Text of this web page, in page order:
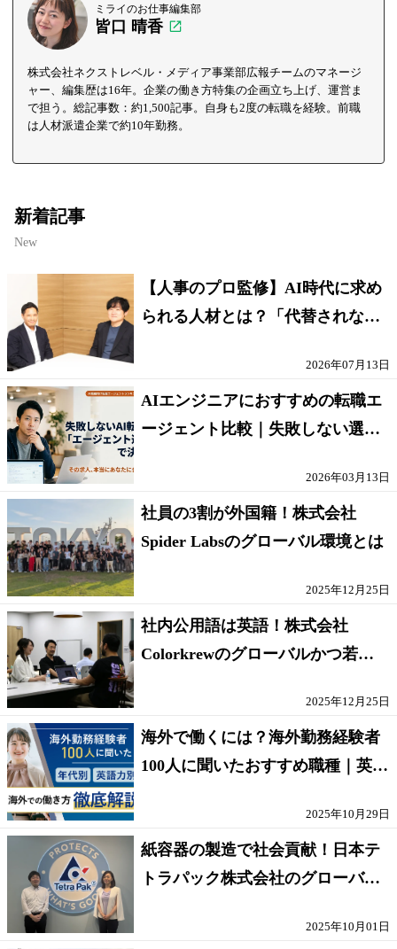
ミライのお仕事編集部
皆口 晴香
株式会社ネクストレベル・メディア事業部広報チームのマネージ
ャー、編集歴は16年。企業の働き方特集の企画立ち上げ、運営ま
で担う。総記事数：約1,500記事。自身も2度の転職を経験。前職
は人材派遣企業で約10年勤務。
新着記事
New
【人事のプロ監修】AI時代に求め
られる人材とは？「代替されない
2026年07月13日
AIエンジニアにおすすめの転職エ
ージェント比較｜失敗しない選び
2026年03月13日
社員の3割が外国籍！株式会社
Spider Labsのグローバル環境とは
2025年12月25日
社内公用語は英語！株式会社
Colorkrewのグローバルかつ若手
2025年12月25日
海外で働くには？海外勤務経験者
100人に聞いたおすすめ職種｜英語
2025年10月29日
紙容器の製造で社会貢献！日本テ
トラパック株式会社のグローバル
2025年10月01日